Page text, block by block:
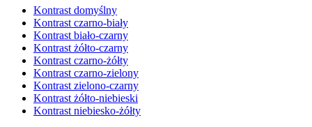
Kontrast domyślny
Kontrast czarno-biały
Kontrast biało-czarny
Kontrast żółto-czarny
Kontrast czarno-żółty
Kontrast czarno-zielony
Kontrast zielono-czarny
Kontrast żółto-niebieski
Kontrast niebiesko-żółty